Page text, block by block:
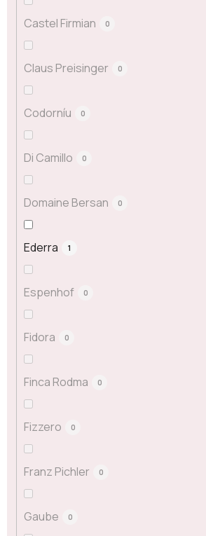
Castel Firmian 0
Claus Preisinger 0
Codorníu 0
Di Camillo 0
Domaine Bersan 0
Ederra 1
Espenhof 0
Fidora 0
Finca Rodma 0
Fizzero 0
Franz Pichler 0
Gaube 0